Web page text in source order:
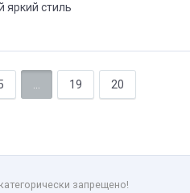
яркий стиль
... 19 20
запрещено!